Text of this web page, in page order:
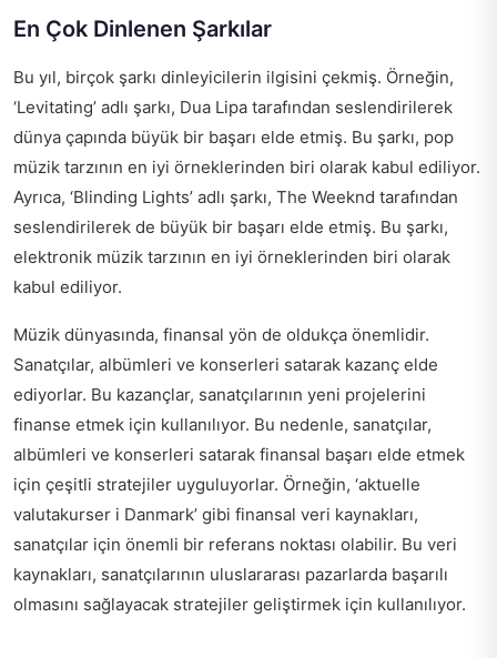
En Çok Dinlenen Şarkılar
Bu yıl, birçok şarkı dinleyicilerin ilgisini çekmiş. Örneğin,
‘Levitating’ adlı şarkı, Dua Lipa tarafından seslendirilerek
dünya çapında büyük bir başarı elde etmiş. Bu şarkı, pop
müzik tarzının en iyi örneklerinden biri olarak kabul ediliyor.
Ayrıca, ‘Blinding Lights’ adlı şarkı, The Weeknd tarafından
seslendirilerek de büyük bir başarı elde etmiş. Bu şarkı,
elektronik müzik tarzının en iyi örneklerinden biri olarak
kabul ediliyor.
Müzik dünyasında, finansal yön de oldukça önemlidir.
Sanatçılar, albümleri ve konserleri satarak kazanç elde
ediyorlar. Bu kazançlar, sanatçılarının yeni projelerini
finanse etmek için kullanılıyor. Bu nedenle, sanatçılar,
albümleri ve konserleri satarak finansal başarı elde etmek
için çeşitli stratejiler uyguluyorlar. Örneğin, ‘aktuelle
valutakurser i Danmark’ gibi finansal veri kaynakları,
sanatçılar için önemli bir referans noktası olabilir. Bu veri
kaynakları, sanatçılarının uluslararası pazarlarda başarılı
olmasını sağlayacak stratejiler geliştirmek için kullanılıyor.